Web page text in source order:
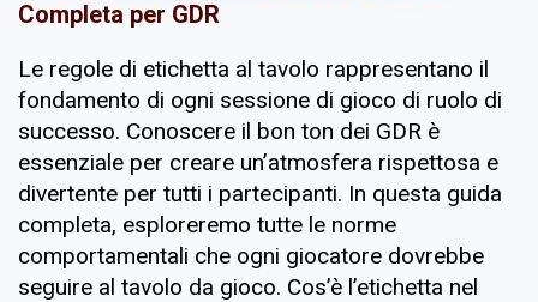
Completa per GDR
Le regole di etichetta al tavolo rappresentano il
fondamento di ogni sessione di gioco di ruolo di
successo. Conoscere il bon ton dei GDR è
essenziale per creare un’atmosfera rispettosa e
divertente per tutti i partecipanti. In questa guida
completa, esploreremo tutte le norme
comportamentali che ogni giocatore dovrebbe
seguire al tavolo da gioco. Cos’è l’etichetta nel